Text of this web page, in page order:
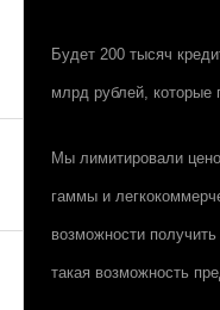
Будет 200 тысяч
млрд рублей, которые
Мы лимитировали
гаммы и
возможности
такая возможность